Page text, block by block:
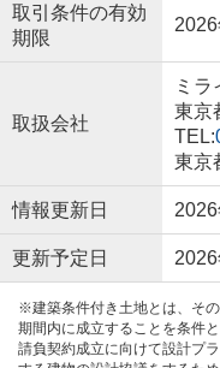
取引条件の有効
期限
取扱会社
ミ
東京
TEL:
東京
情報更新日
更新予定日
※建築条件付き土地とは、そ
期間内に成立することを条件
請負契約成立に向けて設計プ